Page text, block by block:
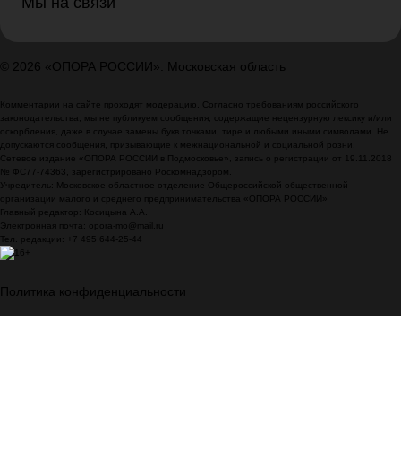
© 2026 «ОПОРА РОССИИ»: Московская область
Комментарии на сайте проходят модерацию. Согласно требованиям российского
законодательства, мы не публикуем сообщения, содержащие нецензурную лексику и/или
оскорбления, даже в случае замены букв точками, тире и любыми иными символами. Не
допускаются сообщения, призывающие к межнациональной и социальной розни.
Сетевое издание «ОПОРА РОССИИ в Подмосковье», запись о регистрации от 19.11.2018
№ ФС77-74363, зарегистрировано Роскомнадзором.
Учредитель: Московское областное отделение Общероссийской общественной
организации малого и среднего предпринимательства «ОПОРА РОССИИ»
Главный редактор: Косицына А.А.
Электронная почта: opora-mo@mail.ru
Тел. редакции: +7 495 644-25-44
Политика конфиденциальности